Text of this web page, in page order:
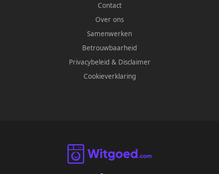
Contact
Over ons
Samenwerken
Betrouwbaarheid
Privacybeleid & Disclaimer
Cookieverklaring